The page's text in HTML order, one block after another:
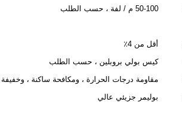
50-100 م / لفة ، حسب الطلب
أقل من 4٪
كيس بولي بروبلين ، حسب الطلب
مقاومة درجات الحرارة ، ومكافحة ساكنة ،
بوليمر جزيئي عالي